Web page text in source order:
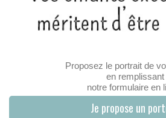
Proposez le portrait de
en remplissant
notre formulaire en
Je propose un